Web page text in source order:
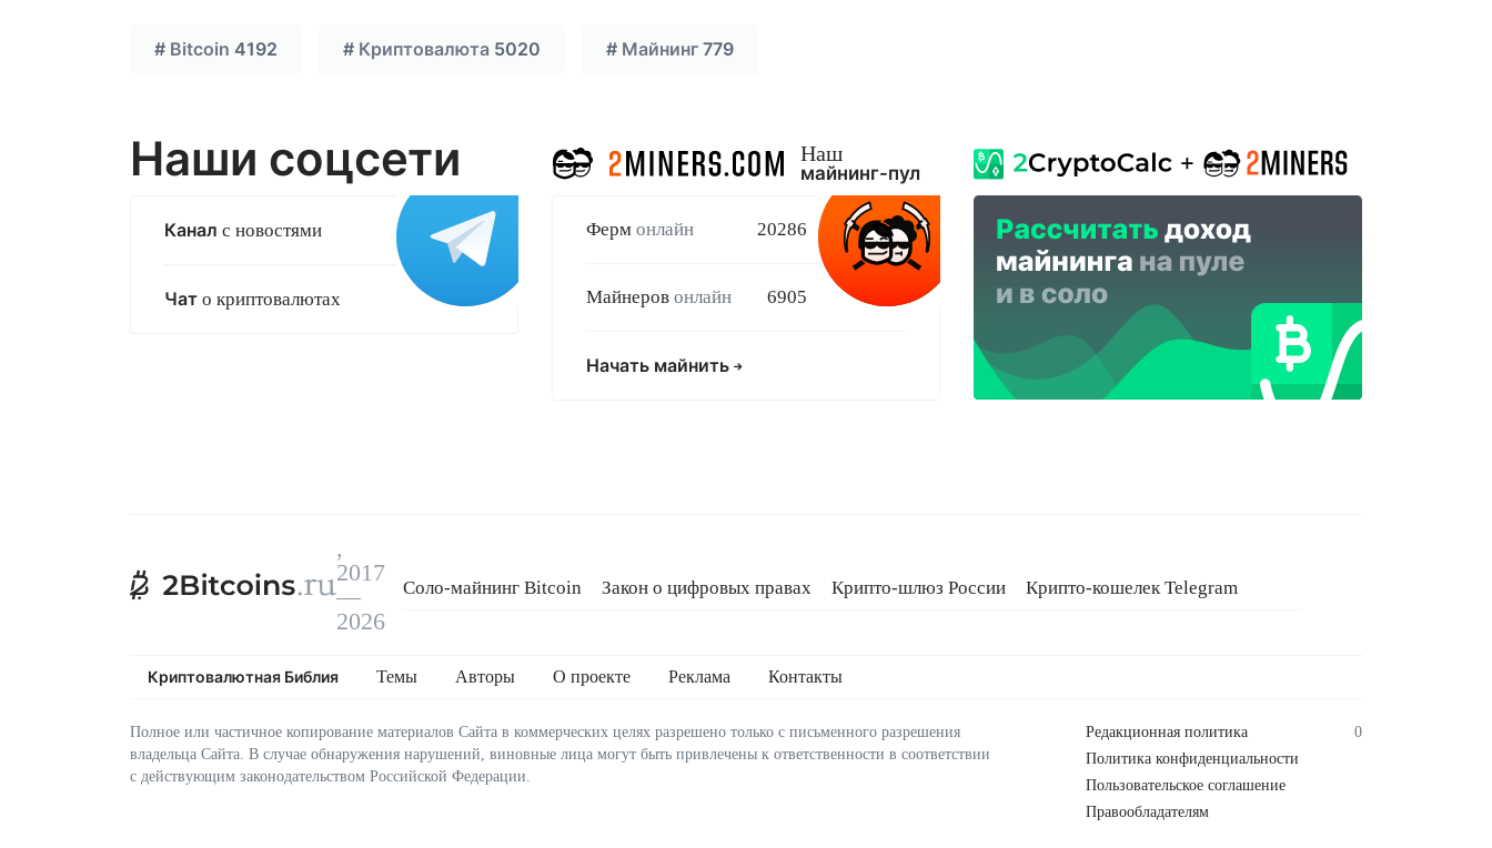
# Bitcoin 4192 # Криптовалюта 5020 # Майнинг 779
Наши соцсети
Канал с новостями
Чат о криптовалютах
Наш
майнинг-пул
Ферм онлайн 20286
Майнеров онлайн 6905
Начать майнить
,
2017
—
2026
Соло-майнинг Bitcoin Закон о цифровых правах Крипто-шлюз России
Крипто-кошелек Telegram
Криптовалютная Библия Темы Авторы О проекте Реклама Контакты
Полное или частичное копирование материалов Сайта в коммерческих целях разрешено только с письменного разрешения
владельца Сайта. В случае обнаружения нарушений, виновные лица могут быть привлечены к ответственности в соответствии
с действующим законодательством Российской Федерации.
Редакционная политика
Политика конфиденциальности
Пользовательское соглашение
Правообладателям
0